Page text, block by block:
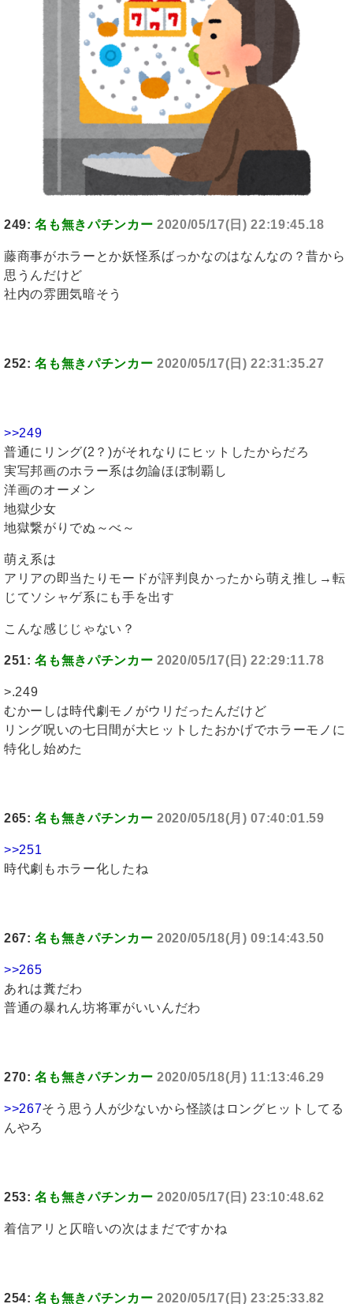
249:名も無きパチンカー 2020/05/17(日) 22:19:45.18
藤商事がホラーとか妖怪系ばっかなのはなんなの？昔から
思うんだけど
社内の雰囲気暗そう
252:名も無きパチンカー 2020/05/17(日) 22:31:35.27
>>249
普通にリング(2？)がそれなりにヒットしたからだろ
実写邦画のホラー系は勿論ほぼ制覇し
洋画のオーメン
地獄少女
地獄繋がりでぬ～べ～
萌え系は
アリアの即当たりモードが評判良かったから萌え推し→転
じてソシャゲ系にも手を出す
こんな感じじゃない？
251:名も無きパチンカー 2020/05/17(日) 22:29:11.78
>.249
むかーしは時代劇モノがウリだったんだけど
リング呪いの七日間が大ヒットしたおかげでホラーモノに
特化し始めた
265:名も無きパチンカー 2020/05/18(月) 07:40:01.59
>>251
時代劇もホラー化したね
267:名も無きパチンカー 2020/05/18(月) 09:14:43.50
>>265
あれは糞だわ
普通の暴れん坊将軍がいいんだわ
270:名も無きパチンカー 2020/05/18(月) 11:13:46.29
>>267そう思う人が少ないから怪談はロングヒットしてる
んやろ
253:名も無きパチンカー 2020/05/17(日) 23:10:48.62
着信アリと仄暗いの次はまだですかね
254:名も無きパチンカー 2020/05/17(日) 23:25:33.82